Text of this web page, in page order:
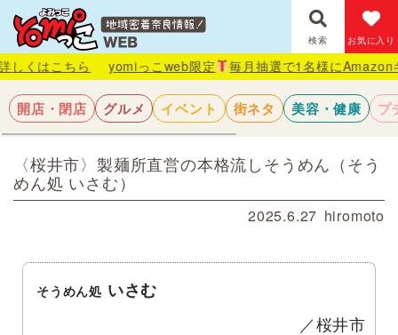
検索 お気に入り
ら yomiっこweb限定 毎月抽選で1名様にAmazonギフト券が
開店・閉店 グルメ イベント 街ネタ 美容・健康 プ
〈桜井市〉製麺所直営の本格流しそうめん（そう
めん処 いさむ）
2025.6.27 hiromoto
そうめん処 いさむ
／桜井市